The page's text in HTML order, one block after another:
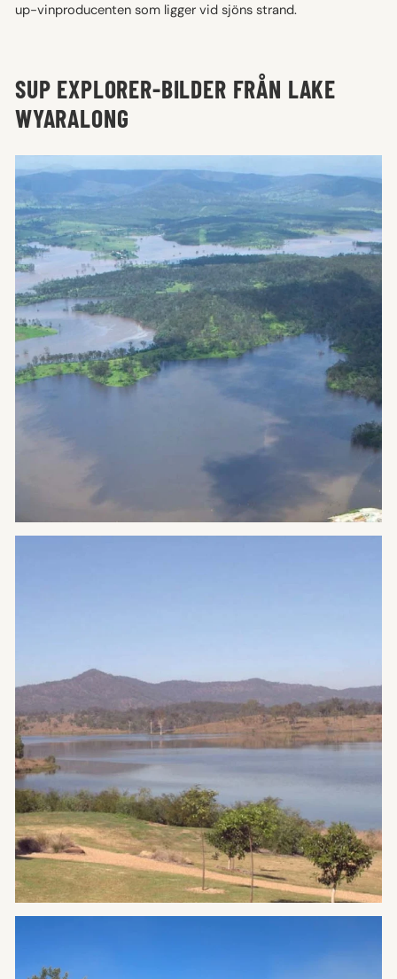
up-vinproducenten som ligger vid sjöns strand.
SUP EXPLORER-BILDER FRÅN LAKE
WYARALONG